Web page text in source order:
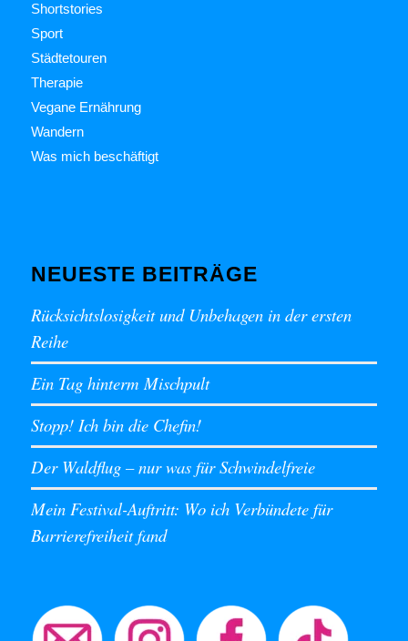
Shortstories
Sport
Städtetouren
Therapie
Vegane Ernährung
Wandern
Was mich beschäftigt
NEUESTE BEITRÄGE
Rücksichtslosigkeit und Unbehagen in der ersten
Reihe
Ein Tag hinterm Mischpult
Stopp! Ich bin die Chefin!
Der Waldflug – nur was für Schwindelfreie
Mein Festival-Auftritt: Wo ich Verbündete für
Barrierefreiheit fand